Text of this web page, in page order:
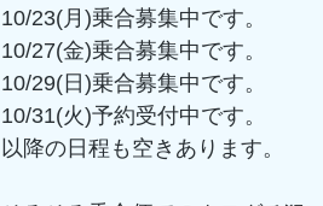
10/23(月)乗合募集中です。
10/27(金)乗合募集中です。
10/29(日)乗合募集中です。
10/31(火)予約受付中です。
以降の日程も空きあります。